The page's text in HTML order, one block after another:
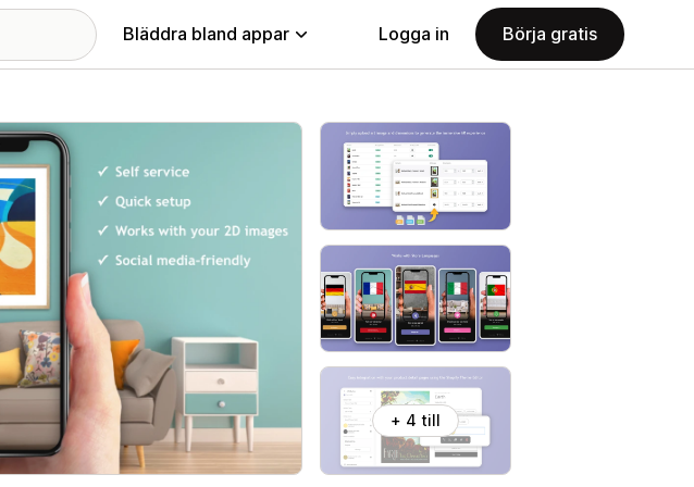
Bläddra bland appar Logga in Börja gratis
+ 4 till